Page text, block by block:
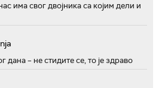
има свог двојника са којим дели и
дана – не стидите се, то је здраво